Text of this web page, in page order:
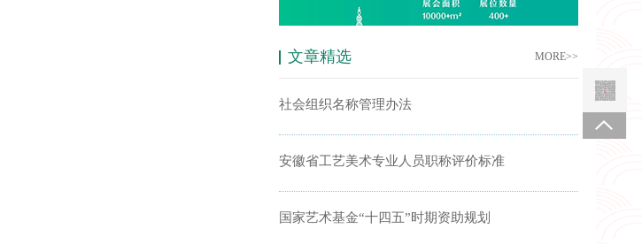
文章精选 MORE>>
社会组织名称管理办法
安徽省工艺美术专业人员职称评价标准
国家艺术基金“十四五”时期资助规划